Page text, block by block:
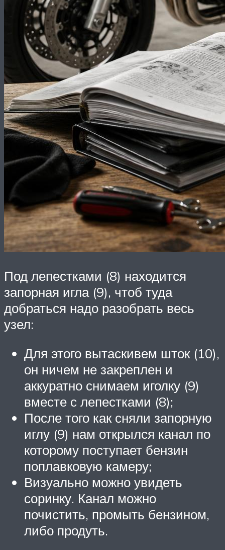
Под лепестками (8) находится
запорная игла (9), чтоб туда
добраться надо разобрать весь
узел:
Для этого вытаскивем шток (10),
он ничем не закреплен и
аккуратно снимаем иголку (9)
вместе с лепестками (8);
После того как сняли запорную
иглу (9) нам открылся канал по
которому поступает бензин
поплавковую камеру;
Визуально можно увидеть
соринку. Канал можно
почистить, промыть бензином,
либо продуть.